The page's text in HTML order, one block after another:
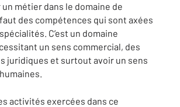
un métier dans le domaine de
des compétences qui sont axées
C’est un domaine
un sens commercial, des
juridiques et surtout avoir un sens
activités exercées dans ce